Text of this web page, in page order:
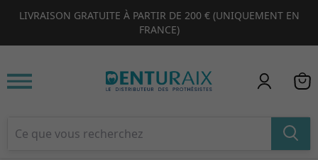
PRODUITS EN PROMOTION EXCLUSIVE (RÉSERVÉS À NOTRE SITE
WEB)
1 2 3 4